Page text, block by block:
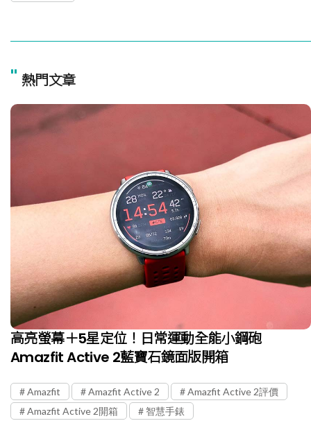
" 熱門文章
高亮螢幕＋5星定位！日常運動全能小鋼砲
Amazfit Active 2藍寶石鏡面版開箱
Amazfit Amazfit Active 2
Amazfit Active 2評價
Amazfit Active 2開箱
智慧手錶